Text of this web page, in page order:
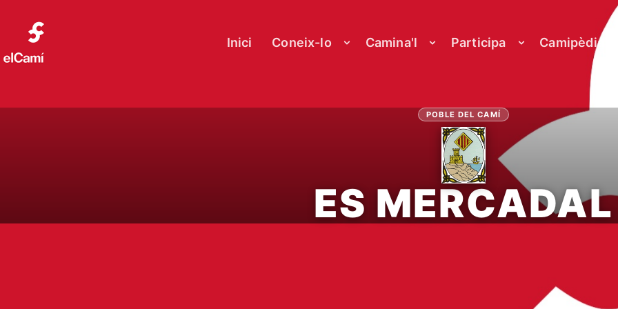
Inici Coneix-lo Camina'l Participa Camipèdia
POBLE DEL CAMÍ
ES MERCADAL